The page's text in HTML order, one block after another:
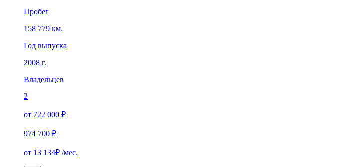
Пробег
158 779 км.
Год выпуска
2008 г.
Владельцев
2
от 722 000 ₽
974 700 ₽
от 13 134₽ /мес.